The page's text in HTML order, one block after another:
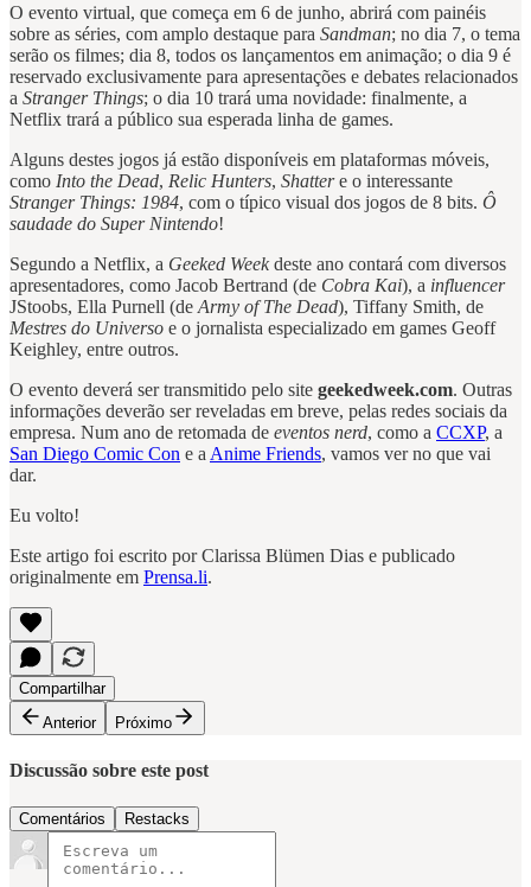
O evento virtual, que começa em 6 de junho, abrirá com painéis
sobre as séries, com amplo destaque para Sandman; no dia 7, o tema
serão os filmes; dia 8, todos os lançamentos em animação; o dia 9 é
reservado exclusivamente para apresentações e debates relacionados
a Stranger Things; o dia 10 trará uma novidade: finalmente, a
Netflix trará a público sua esperada linha de games.
Alguns destes jogos já estão disponíveis em plataformas móveis,
como Into the Dead, Relic Hunters, Shattere o interessante
Stranger Things: 1984, com o típico visual dos jogos de 8 bits. Ô
saudade do Super Nintendo!
Segundo a Netflix, a Geeked Week deste ano contará com diversos
apresentadores, como Jacob Bertrand (de Cobra Kai), a influencer
JStoobs, Ella Purnell (de Army of The Dead), Tiffany Smith, de
Mestres do Universo e o jornalista especializado em games Geoff
Keighley, entre outros.
O evento deverá ser transmitido pelo site geekedweek.com. Outras
informações deverão ser reveladas em breve, pelas redes sociais da
empresa. Num ano de retomada de eventos nerd, como a CCXP, a
San Diego Comic Con e a Anime Friends, vamos ver no que vai
dar.
Eu volto!
Este artigo foi escrito por Clarissa Blümen Dias e publicado
originalmente em Prensa.li.
Compartilhar
Anterior
Próximo
Discussão sobre este post
Comentários Restacks